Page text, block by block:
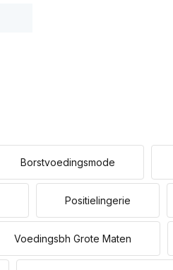
Borstvoedingsmode
Positielingerie
Voedingsbh Grote Maten